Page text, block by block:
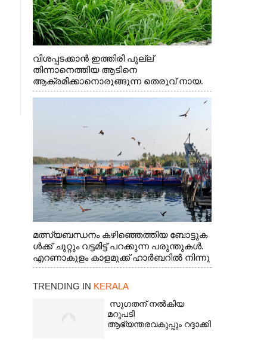
വിശപ്പടക്കാൻ ഇത്തിരി പുല്ല്
തിന്നാനെത്തിയ ആടിനെ
ആക്രമിക്കാനൊരുങ്ങുന്ന തെരുവ് നായ.
എറണാകുളം വാത്തുരുത്തിയിൽ നിന്നുള്ള
മത്സ്യബന്ധനം കഴിഞ്ഞെത്തിയ ബോട്ടുക
ൾക്ക് ചുറ്റും വട്ടമിട്ട് പറക്കുന്ന പരുന്തുകൾ.
എറണാകുളം കാളമുക്ക് ഹാർബറിൽ നിന്നു
ള്ള കാഴ്ച
TRENDING IN KERALA
സുഗതന് നൽകിയ
മറുപടി
ആഭ്യന്തരവകുപ്പും റദ്ദാക്കി